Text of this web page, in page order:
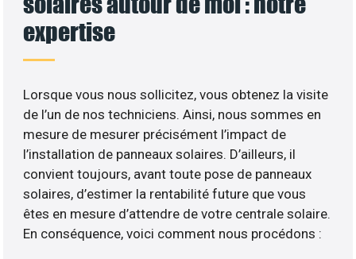
expertise
Lorsque vous nous sollicitez, vous obtenez la visite
de l’un de nos techniciens. Ainsi, nous sommes en
mesure de mesurer précisément l’impact de
l’installation de panneaux solaires. D’ailleurs, il
convient toujours, avant toute pose de panneaux
solaires, d’estimer la rentabilité future que vous
êtes en mesure d’attendre de votre centrale solaire.
En conséquence, voici comment nous procédons :